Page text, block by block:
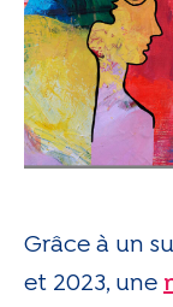
Grâce à un
et 2023, une